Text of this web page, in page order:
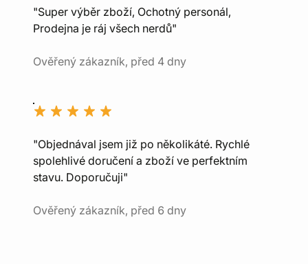
"Super výběr zboží, Ochotný personál,
Prodejna je ráj všech nerdů"
Ověřený zákazník, před 4 dny
"Objednával jsem již po několikáté. Rychlé
spolehlivé doručení a zboží ve perfektním
stavu. Doporučuji"
Ověřený zákazník, před 6 dny